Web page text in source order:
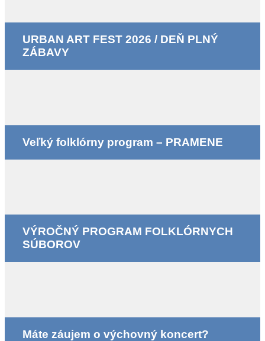
URBAN ART FEST 2026 / DEŇ PLNÝ
ZÁBAVY
Veľký folklórny program – PRAMENE
VÝROČNÝ PROGRAM FOLKLÓRNYCH
SÚBOROV
Máte záujem o výchovný koncert?